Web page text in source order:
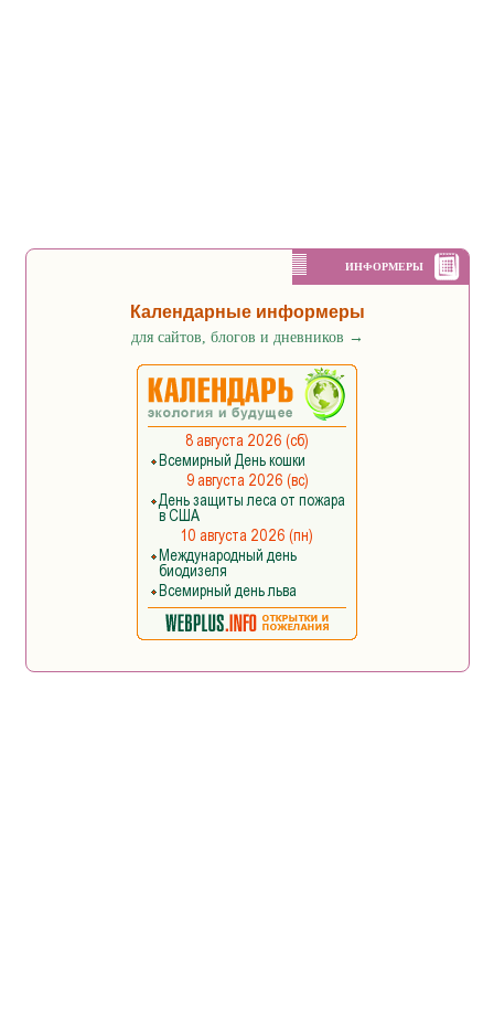
ИНФОРМЕРЫ
Календарные информеры
для сайтов, блогов и дневников →